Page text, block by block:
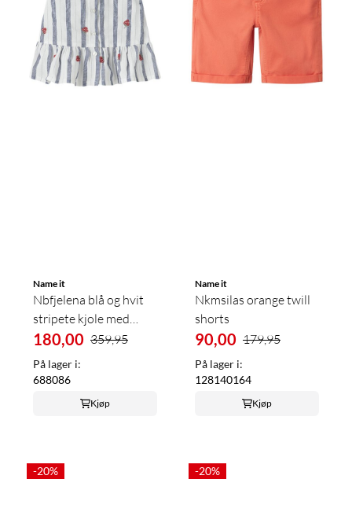
Name it
Nbfjelena blå og hvit
stripete kjole med
jordbær
180,00 359,95
På lager i:
688086
Kjøp
Name it
Nkmsilas orange twill
shorts
90,00 179,95
På lager i:
128140164
Kjøp
-20% -20%